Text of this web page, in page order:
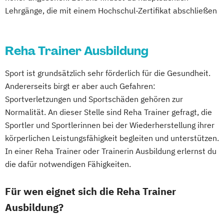
Ernährungsfachwirt/in
Fachkraft für Betriebliches
Fachtrainer/in für Sportrehabilitation
Fachwirt/in für Prävention und
Gesundheitsförderung (IHK)
Fachwirt/in im Gesundheits- und
Sozialwesen (IHK)
Ganzheitlicher Ernährungsberater
Geprüfter Fachwirt für Prävention und
Gesundheitsförderung (IHK)
Geprüfter Fachwirt im Betrieblichen
Lehrgänge, die mit einem Hochschul-Zertifikat abschließen
Reha Trainer Ausbildung
Sport ist grundsätzlich sehr förderlich für die Gesundheit.
Andererseits birgt er aber auch Gefahren:
Sportverletzungen und Sportschäden gehören zur
Normalität. An dieser Stelle sind Reha Trainer gefragt, die
Sportler und Sportlerinnen bei der Wiederherstellung ihrer
körperlichen Leistungsfähigkeit begleiten und unterstützen.
In einer Reha Trainer oder Trainerin Ausbildung erlernst du
die dafür notwendigen Fähigkeiten.
Für wen eignet sich die Reha Trainer
Ausbildung?